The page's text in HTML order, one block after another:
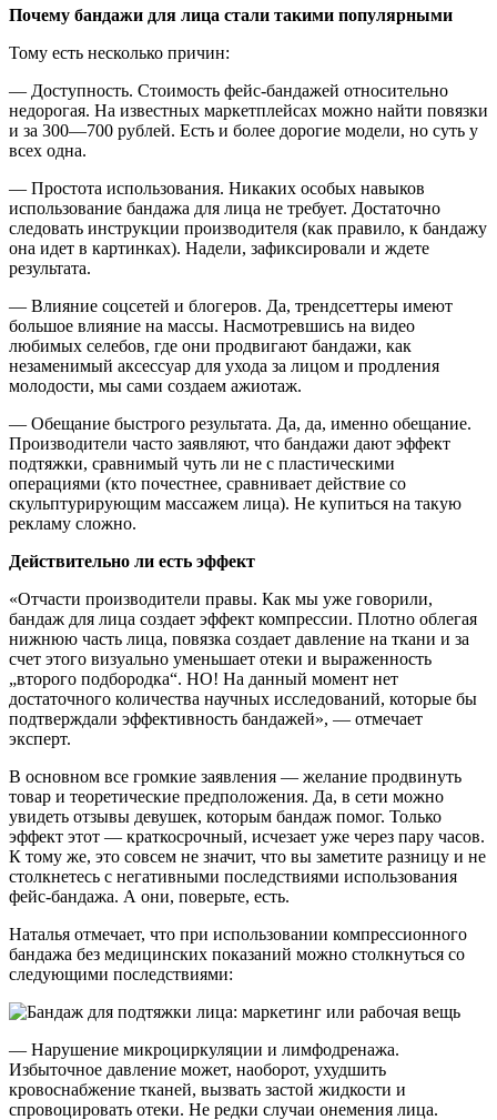
Почему бандажи для лица стали такими популярными
Тому есть несколько причин:
— Доступность. Стоимость фейс-бандажей относительно
недорогая. На известных маркетплейсах можно найти повязки
и за 300—700 рублей. Есть и более дорогие модели, но суть у
всех одна.
— Простота использования. Никаких особых навыков
использование бандажа для лица не требует. Достаточно
следовать инструкции производителя (как правило, к бандажу
она идет в картинках). Надели, зафиксировали и ждете
результата.
— Влияние соцсетей и блогеров. Да, трендсеттеры имеют
большое влияние на массы. Насмотревшись на видео
любимых селебов, где они продвигают бандажи, как
незаменимый аксессуар для ухода за лицом и продления
молодости, мы сами создаем ажиотаж.
— Обещание быстрого результата. Да, да, именно обещание.
Производители часто заявляют, что бандажи дают эффект
подтяжки, сравнимый чуть ли не с пластическими
операциями (кто почестнее, сравнивает действие со
скульптурирующим массажем лица). Не купиться на такую
рекламу сложно.
Действительно ли есть эффект
«Отчасти производители правы. Как мы уже говорили,
бандаж для лица создает эффект компрессии. Плотно облегая
нижнюю часть лица, повязка создает давление на ткани и за
счет этого визуально уменьшает отеки и выраженность
„второго подбородка“. НО! На данный момент нет
достаточного количества научных исследований, которые бы
подтверждали эффективность бандажей», — отмечает
эксперт.
В основном все громкие заявления — желание продвинуть
товар и теоретические предположения. Да, в сети можно
увидеть отзывы девушек, которым бандаж помог. Только
эффект этот — краткосрочный, исчезает уже через пару часов.
К тому же, это совсем не значит, что вы заметите разницу и не
столкнетесь с негативными последствиями использования
фейс-бандажа. А они, поверьте, есть.
Наталья отмечает, что при использовании компрессионного
бандажа без медицинских показаний можно столкнуться со
следующими последствиями:
— Нарушение микроциркуляции и лимфодренажа.
Избыточное давление может, наоборот, ухудшить
кровоснабжение тканей, вызвать застой жидкости и
спровоцировать отеки. Не редки случаи онемения лица.